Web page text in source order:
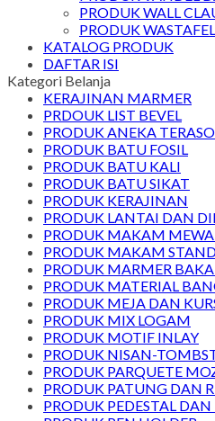
PRODUK WALL
PRODUK WASTAFEL
KATALOG PRODUK
DAFTAR ISI
Kategori Belanja
KERAJINAN MARMER
PRDOUK LIST BEVEL
PRODUK ANEKA TERASO
PRODUK BATU FOSIL
PRODUK BATU KALI
PRODUK BATU SIKAT
PRODUK KERAJINAN
PRODUK LANTAI DAN
PRODUK MAKAM
PRODUK MAKAM
PRODUK MARMER
PRODUK MATERIAL
PRODUK MEJA DAN
PRODUK MIX LOGAM
PRODUK MOTIF INLAY
PRODUK NISAN-
PRODUK PARQUETE
PRODUK PATUNG DAN
PRODUK PEDESTAL